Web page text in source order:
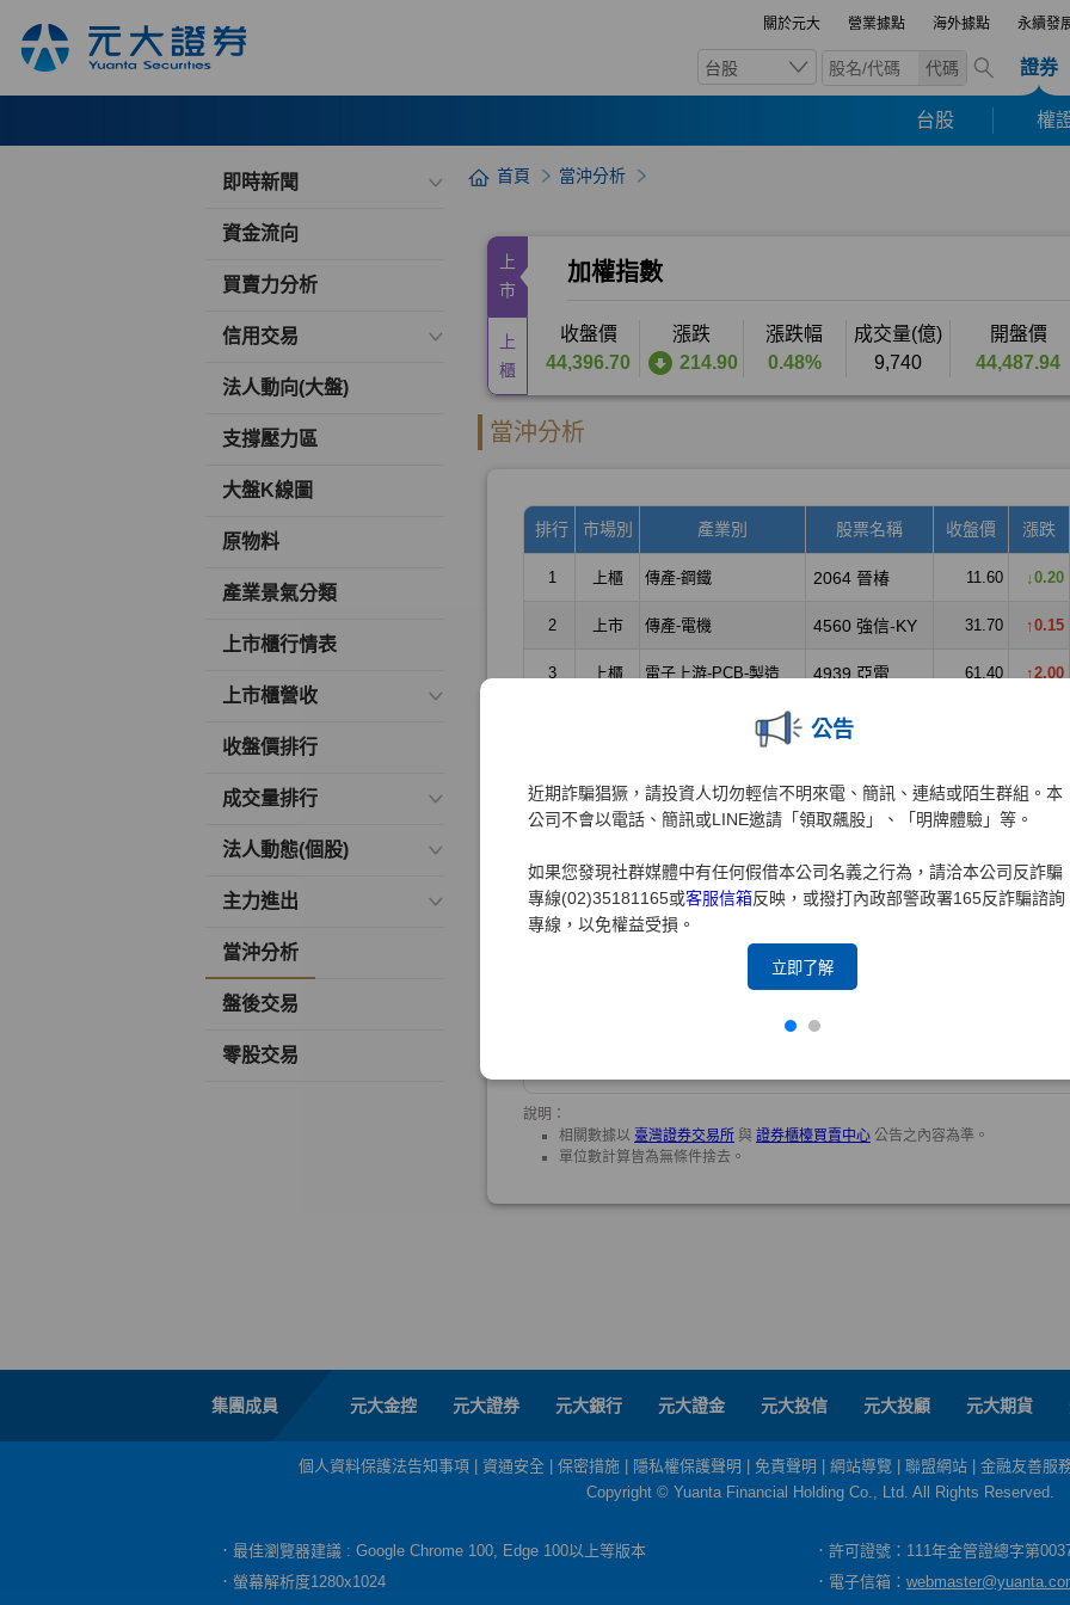
關於元大 營業據點 海外據點 永續發
台股 代碼 證券
台股 權
公告
近期詐騙猖獗，請投資人切勿輕信不明來電、簡訊、連結或陌生群組。本
公司不會以電話、簡訊或LINE邀請「領取飆股」、「明牌體驗」等。
如果您發現社群媒體中有任何假借本公司名義之行為，請洽本公司反詐騙
專線(02)35181165或客服信箱反映，或撥打內政部警政署165反詐騙諮詢
專線，以免權益受損。
立即了解
即時新聞
資金流向
買賣力分析
信用交易
法人動向(大盤)
支撐壓力區
大盤K線圖
原物料
產業景氣分類
上市櫃行情表
上市櫃營收
收盤價排行
成交量排行
法人動態(個股)
主力進出
當沖分析
盤後交易
零股交易
首頁 當沖分析
集團成員 元大金控 元大證券 元大銀行 元大證金 元大投信 元大投顧 元大期貨
個人資料保護法告知事項 資通安全 保密措施 隱私權保護聲明 免責聲明 網站導覽 聯盟網站
金融友善服
Copyright © Yuanta Financial Holding Co., Ltd. All Rights Reserved.
．最佳瀏覽器建議 : Google Chrome 100, Edge 100以上等版本
．許可證號：111年金管證總字第
．螢幕解析度1280x1024
．電子信箱：